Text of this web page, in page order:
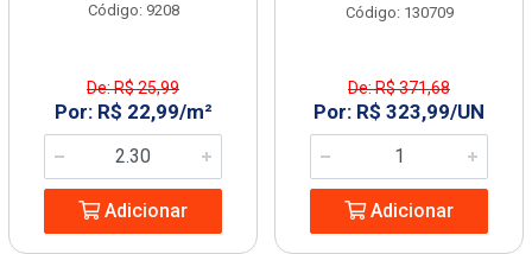
Código: 9208
De: R$ 25,99
Por: R$ 22,99/m²
Adicionar
Código: 130709
De: R$ 371,68
Por: R$ 323,99/UN
Adicionar